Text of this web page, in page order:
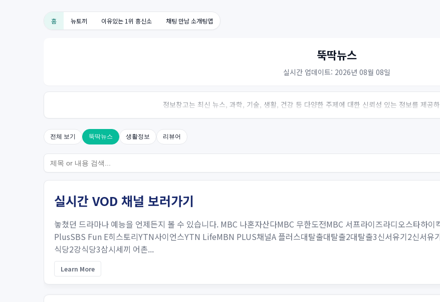
홈 뉴토끼 이유있는 1위 흥신소 채팅 만남 소개팅앱
뚝딱뉴스
실시간 업데이트: 2026년 08월 08일
정보창고는 최신 뉴스, 과학, 기술, 생활, 건강 등 다양한 주제에 대한 신뢰성 있는 정보를 제공
전체 보기 뚝딱뉴스 생활정보 리뷰어
실시간 VOD 채널 보러가기
놓쳤던 드라마나 예능을 언제든지 볼 수 있습니다. MBC 나혼자산다MBC 무한도전MBC 서프라이즈라디오스타하
PlusSBS Fun E히스토리YTN사이언스YTN LifeMBN PLUS채널A 플러스대탈출대탈출2대탈출3신서유기2신서유
식당2강식당3삼시세끼 어촌...
Learn More